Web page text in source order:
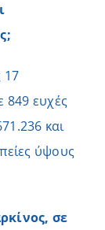
17
849 ευχές
και
ύψους
σε